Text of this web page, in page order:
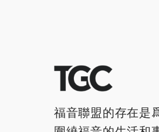
福音聯盟的存在是